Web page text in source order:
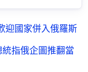
國家併入俄羅斯
指俄企圖推翻當